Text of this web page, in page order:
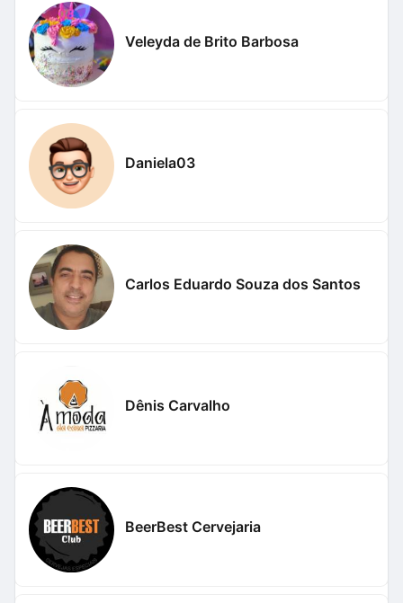
Veleyda de Brito Barbosa
Daniela03
Carlos Eduardo Souza dos Santos
Dênis Carvalho
BeerBest Cervejaria